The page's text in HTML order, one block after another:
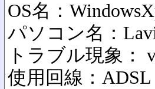
OS名：
パソコン名：
トラブル現象：
使用回線：ADSL